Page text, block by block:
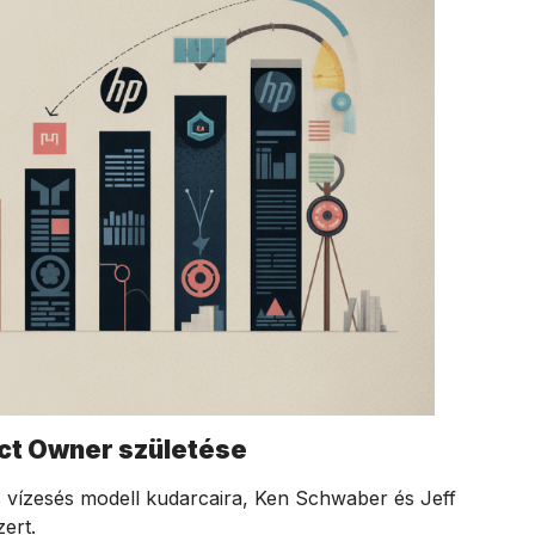
Owner születése
modell kudarcaira, Ken Schwaber és Jeff